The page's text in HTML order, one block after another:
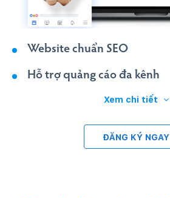
Website chuẩn SEO
Hỗ trợ quảng cáo đa kênh
Xem chi tiết
ĐĂNG KÝ NGAY